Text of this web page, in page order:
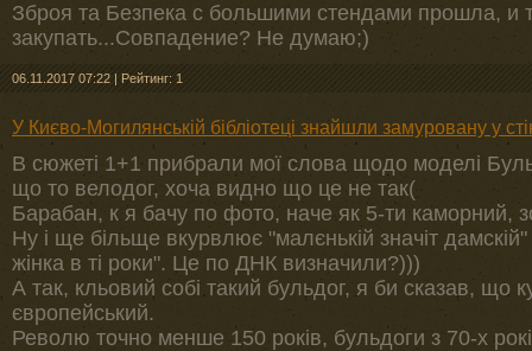
Зброя та Безпека с большими стендами прошла, и
закупать...Совпадение? Не думаю;)
06.11.2017 07:22 | Рейтинг: 1
У Києво-Могилянській бібліотеці знайшли замуровану у
В сюжеті 1+1 прибрали мої слова щодо моделі
що то велодог, хоча видно що це не так(
Барабан, к я бачу по фото, наче як 5-ти каморний,
Ну і ще більще вкурвлює "малєнькій значіт
жінка в ті роки". Це по ДНК визначили?)))
А так, кльовий собі такий бульдог, я би сказав, що
європейський.
Револю точно менше 150 років, бульдоги з 70-х